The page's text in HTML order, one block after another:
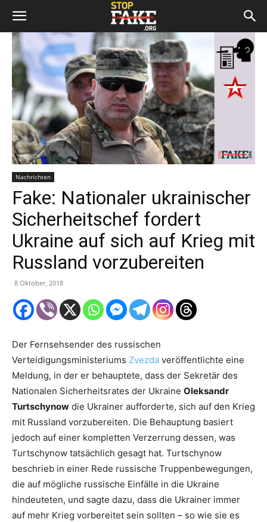
Nachrichten
Fake: Nationaler ukrainischer
Sicherheitschef fordert
Ukraine auf sich auf Krieg mit
Russland vorzubereiten
8 Oktober, 2018
Der Fernsehsender des russischen
Verteidigungsministeriums Zvezda veröffentlichte eine
Meldung, in der er behauptete, dass der Sekretär des
Nationalen Sicherheitsrates der Ukraine Oleksandr
Turtschynow die Ukrainer aufforderte, sich auf den Krieg
mit Russland vorzubereiten. Die Behauptung basiert
jedoch auf einer kompletten Verzerrung dessen, was
Turtschynow tatsächlich gesagt hat. Turtschynow
beschrieb in einer Rede russische Truppenbewegungen,
die auf mögliche russische Einfälle in die Ukraine
hindeuteten, und sagte dazu, dass die Ukrainer immer
auf mehr Krieg vorbereitet sein sollten – so wie sie es